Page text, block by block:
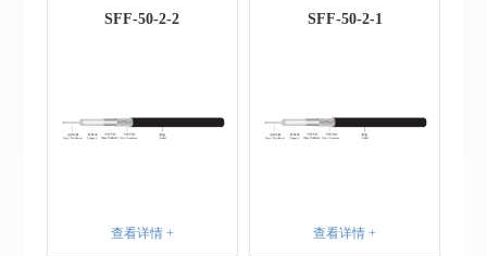
SFF-50-2-2
查看详情 +
SFF-50-2-1
查看详情 +